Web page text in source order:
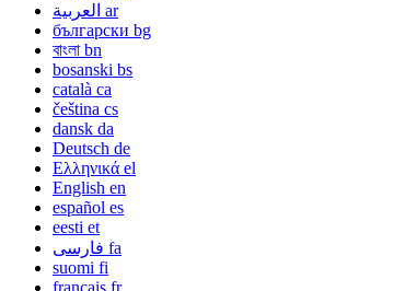
العربية ar
български bg
বাংলা bn
bosanski bs
català ca
čeština cs
dansk da
Deutsch de
Ελληνικά el
English en
español es
eesti et
فارسی fa
suomi fi
français fr